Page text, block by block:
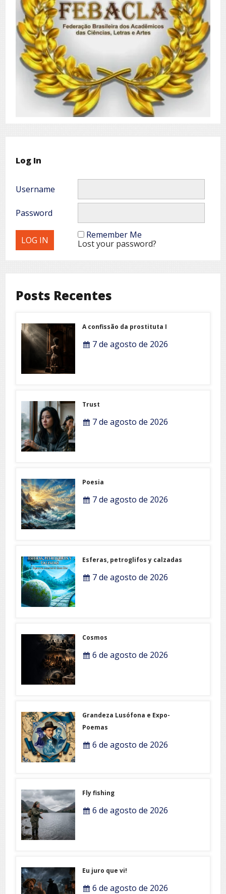
Log In
Username
Password
Remember Me
Lost your password?
Posts Recentes
A confissão da prostituta I
7 de agosto de 2026
Trust
7 de agosto de 2026
Poesia
7 de agosto de 2026
Esferas, petroglifos y calzadas
7 de agosto de 2026
Cosmos
6 de agosto de 2026
Grandeza Lusófona e Expo-
Poemas
6 de agosto de 2026
Fly fishing
6 de agosto de 2026
Eu juro que vi!
6 de agosto de 2026